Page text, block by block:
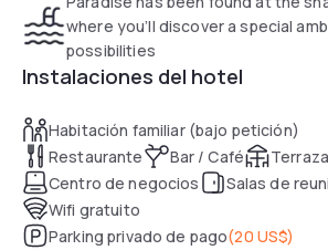
where you’ll discover a special
possibilities
Instalaciones del hotel
Habitación familiar (bajo petición)
Restaurante
Bar / Café
Terraza
Centro de negocios
Salas de
Wifi gratuito
Parking privado de pago(20 US$)